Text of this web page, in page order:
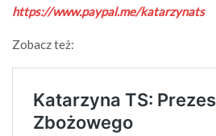
https://www.paypal.me/katarzynats
Zobacz też: